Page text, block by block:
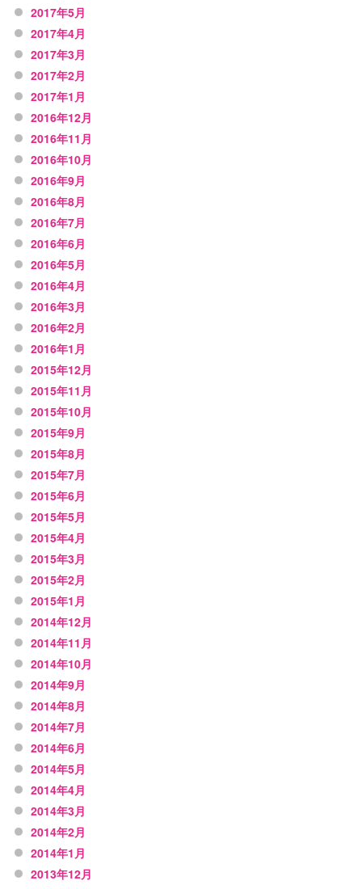
2017年5月
2017年4月
2017年3月
2017年2月
2017年1月
2016年12月
2016年11月
2016年10月
2016年9月
2016年8月
2016年7月
2016年6月
2016年5月
2016年4月
2016年3月
2016年2月
2016年1月
2015年12月
2015年11月
2015年10月
2015年9月
2015年8月
2015年7月
2015年6月
2015年5月
2015年4月
2015年3月
2015年2月
2015年1月
2014年12月
2014年11月
2014年10月
2014年9月
2014年8月
2014年7月
2014年6月
2014年5月
2014年4月
2014年3月
2014年2月
2014年1月
2013年12月